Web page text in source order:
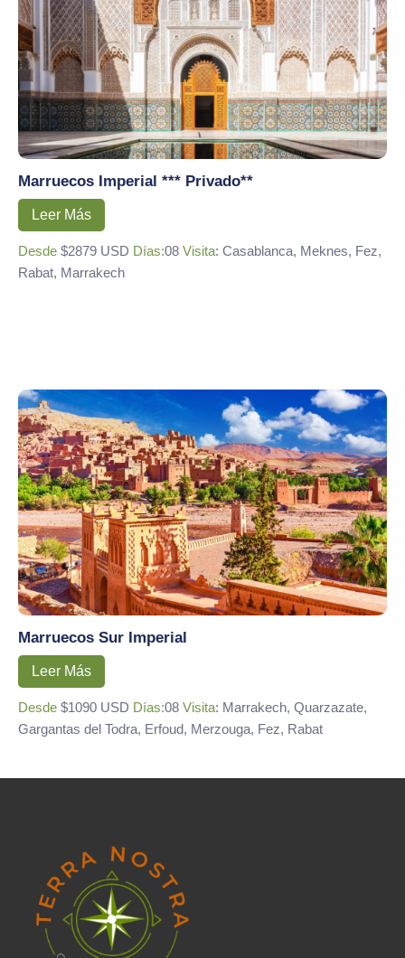
Marruecos Imperial *** Privado**
Leer Más
Desde $2879 USD Días:08 Visita: Casablanca, Meknes, Fez,
Rabat, Marrakech
Marruecos Sur Imperial
Leer Más
Desde $1090 USD Días:08 Visita: Marrakech, Quarzazate,
Gargantas del Todra, Erfoud, Merzouga, Fez, Rabat